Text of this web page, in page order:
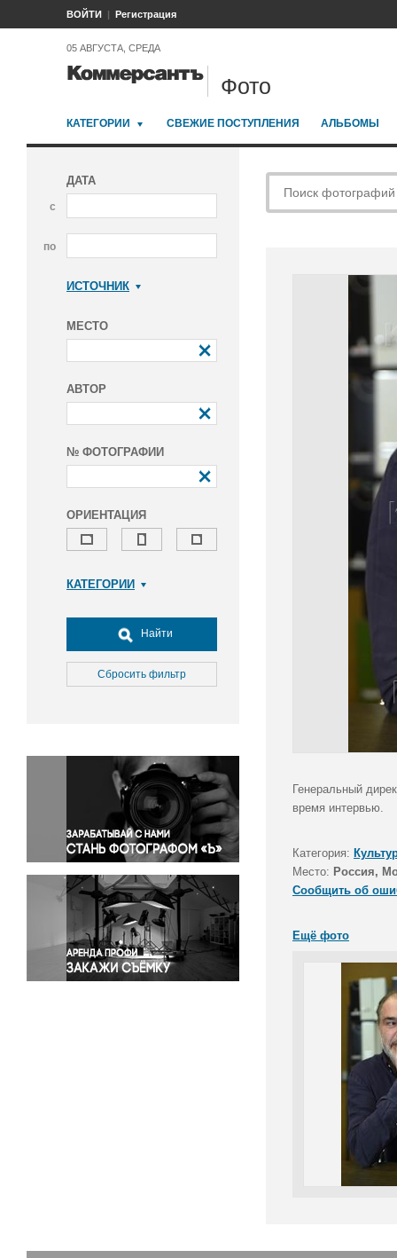
ВОЙТИ Регистрация
05 АВГУСТА, СРЕДА
Фото
КАТЕГОРИИ СВЕЖИЕ ПОСТУПЛЕНИЯ АЛЬБОМЫ
ДАТА
с
по
ИСТОЧНИК
МЕСТО
АВТОР
№ ФОТОГРАФИИ
ОРИЕНТАЦИЯ
КАТЕГОРИИ
Досуг, туризм и отдых
Культура
Медицина
Окружающая среда
Политика
Правосудие
Происшествия и конфликты
Религия
Светская жизнь
Спорт
Экология
Экономика и бизнес
Найти
Сбросить фильтр
Генеральный
время интервью.
Категория:
Место: Россия,
Сообщить об
Ещё фото